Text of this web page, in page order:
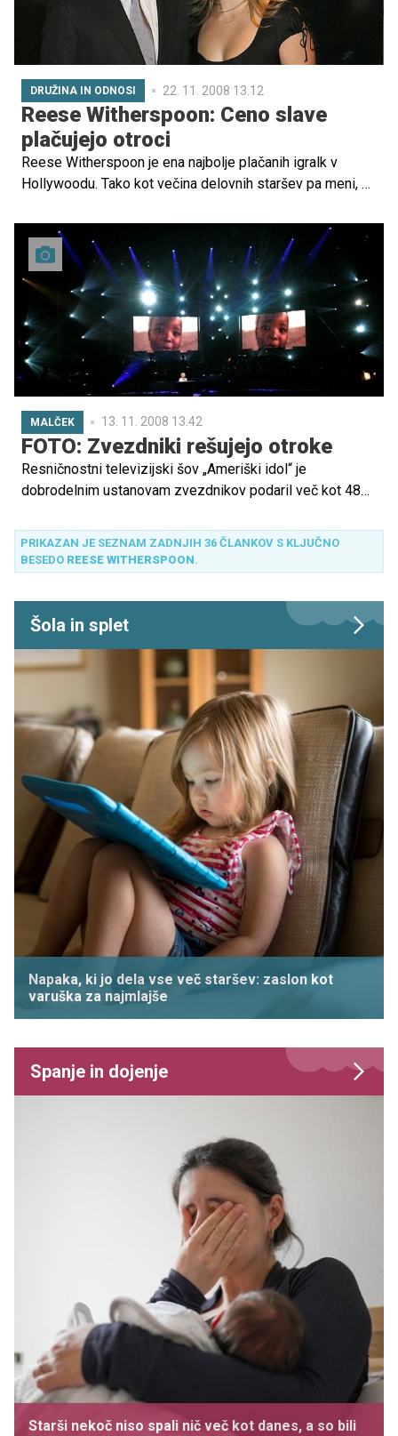
DRUŽINA IN ODNOSI 22. 11. 2008 13.12
Reese Witherspoon: Ceno slave
plačujejo otroci
Reese Witherspoon je ena najbolje plačanih igralk v
Hollywoodu. Tako kot večina delovnih staršev pa meni, da
MALČEK 13. 11. 2008 13.42
FOTO: Zvezdniki rešujejo otroke
Resničnostni televizijski šov „Ameriški idol“ je
dobrodelnim ustanovam zvezdnikov podaril več kot 48
PRIKAZAN JE SEZNAM ZADNJIH 36 ČLANKOV S KLJUČNO
BESEDO REESE WITHERSPOON.
Šola in splet
Napaka, ki jo dela vse več staršev: zaslon kot
varuška za najmlajše
Spanje in dojenje
Starši nekoč niso spali nič več kot danes, a so bili